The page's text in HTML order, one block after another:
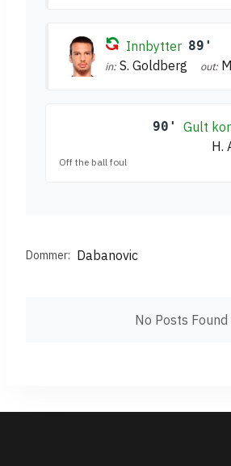
Innbytter 89'
in: S. Goldberg out:
90'
Gult
H.
Off the ball foul
Dommer: Dabanovic
No Posts Found